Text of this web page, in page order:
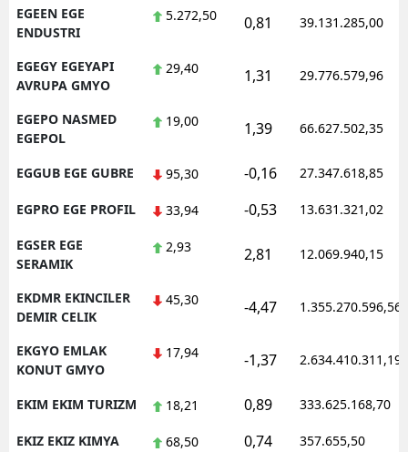
EGEEN EGE
ENDUSTRI
5.272,50 0,81 39.131.285,00
EGEGY EGEYAPI
AVRUPA GMYO
29,40 1,31 29.776.579,96
EGEPO NASMED
EGEPOL
19,00 1,39 66.627.502,35
EGGUB EGE GUBRE 95,30 -0,16 27.347.618,85
EGPRO EGE PROFIL 33,94 -0,53 13.631.321,02
EGSER EGE
SERAMIK
2,93 2,81 12.069.940,15
EKDMR EKINCILER
DEMIR CELIK
45,30 -4,47 1.355.270.596,56
EKGYO EMLAK
KONUT GMYO
17,94 -1,37 2.634.410.311,19
EKIM EKIM TURIZM 18,21 0,89 333.625.168,70
EKIZ EKIZ KIMYA 68,50 0,74 357.655,50